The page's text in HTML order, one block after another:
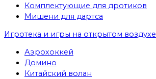
Комплектующие для дротиков
Мишени для дартса
Игротека и игры на открытом воздухе
Аэрохоккей
Домино
Китайский волан